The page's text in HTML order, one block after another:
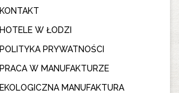
KONTAKT
HOTELE W ŁODZI
POLITYKA PRYWATNOŚCI
PRACA W MANUFAKTURZE
EKOLOGICZNA MANUFAKTURA